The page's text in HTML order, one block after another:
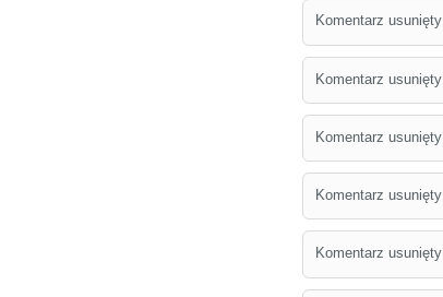
Komentarz usunięty
Komentarz usunięty
Komentarz usunięty
Komentarz usunięty
Komentarz usunięty